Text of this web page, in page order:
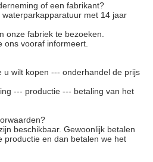
of een fabrikant?
met 14 jaar
onze fabriek te bezoeken.
ons vooraf informeert.
u wilt kopen --- onderhandel de prijs
--- productie --- betaling van het
beschikbaar. Gewoonlijk betalen
productie en dan betalen we het